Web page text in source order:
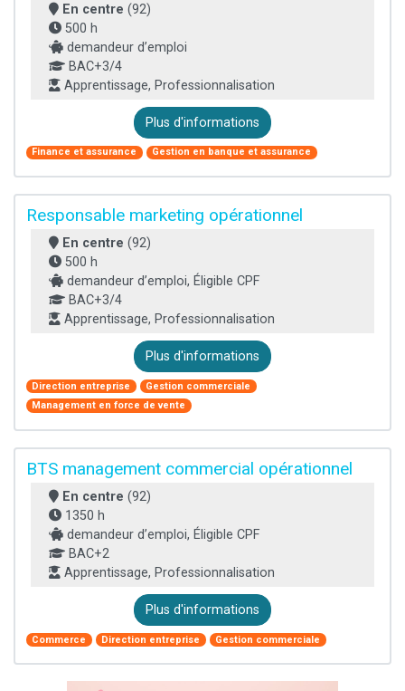
En centre (92)
500 h
demandeur d’emploi
BAC+3/4
Apprentissage, Professionnalisation
Plus d'informations
Finance et assurance Gestion en banque et assurance
Responsable marketing opérationnel
En centre (92)
500 h
demandeur d’emploi, Éligible CPF
BAC+3/4
Apprentissage, Professionnalisation
Plus d'informations
Direction entreprise
Gestion commerciale
Management en force de vente
BTS management commercial opérationnel
En centre (92)
1350 h
demandeur d’emploi, Éligible CPF
BAC+2
Apprentissage, Professionnalisation
Plus d'informations
Commerce Direction entreprise Gestion commerciale